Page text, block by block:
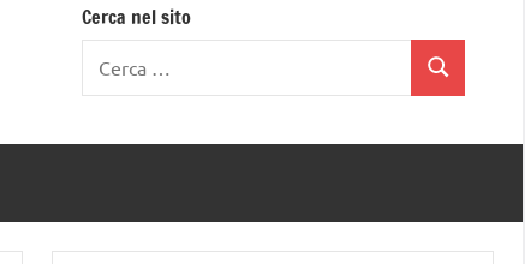
Cerca nel sito
per:
Cerca